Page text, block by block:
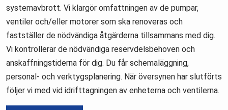
systemavbrott. Vi klargör omfattningen av de pumpar,
ventiler och/eller motorer som ska renoveras och
fastställer de nödvändiga åtgärderna tillsammans med dig.
Vi kontrollerar de nödvändiga reservdelsbehoven och
anskaffningstiderna för dig. Du får schemaläggning,
personal- och verktygsplanering. När översynen har slutförts
följer vi med vid idrifttagningen av enheterna och ventilerna.